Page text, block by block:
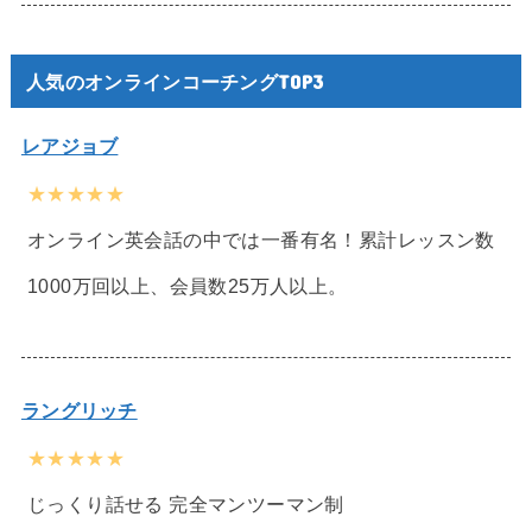
人気のオンラインコーチングTOP3
レアジョブ
★★★★★
オンライン英会話の中では一番有名！累計レッスン数
1000万回以上、会員数25万人以上。
ラングリッチ
★★★★★
じっくり話せる 完全マンツーマン制